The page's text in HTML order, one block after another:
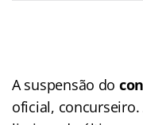
A suspensão do
oficial,